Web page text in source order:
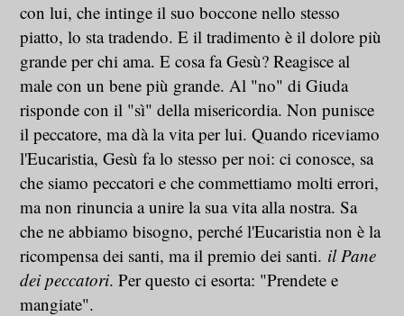
con lui, che intinge il suo boccone nello stesso
piatto, lo sta tradendo. E il tradimento è il dolore più
grande per chi ama. E cosa fa Gesù? Reagisce al
male con un bene più grande. Al "no" di Giuda
risponde con il "sì" della misericordia. Non punisce
il peccatore, ma dà la vita per lui. Quando riceviamo
l'Eucaristia, Gesù fa lo stesso per noi: ci conosce, sa
che siamo peccatori e che commettiamo molti errori,
ma non rinuncia a unire la sua vita alla nostra. Sa
che ne abbiamo bisogno, perché l'Eucaristia non è la
ricompensa dei santi, ma il premio dei santi. il Pane
dei peccatori. Per questo ci esorta: "Prendete e
mangiate".